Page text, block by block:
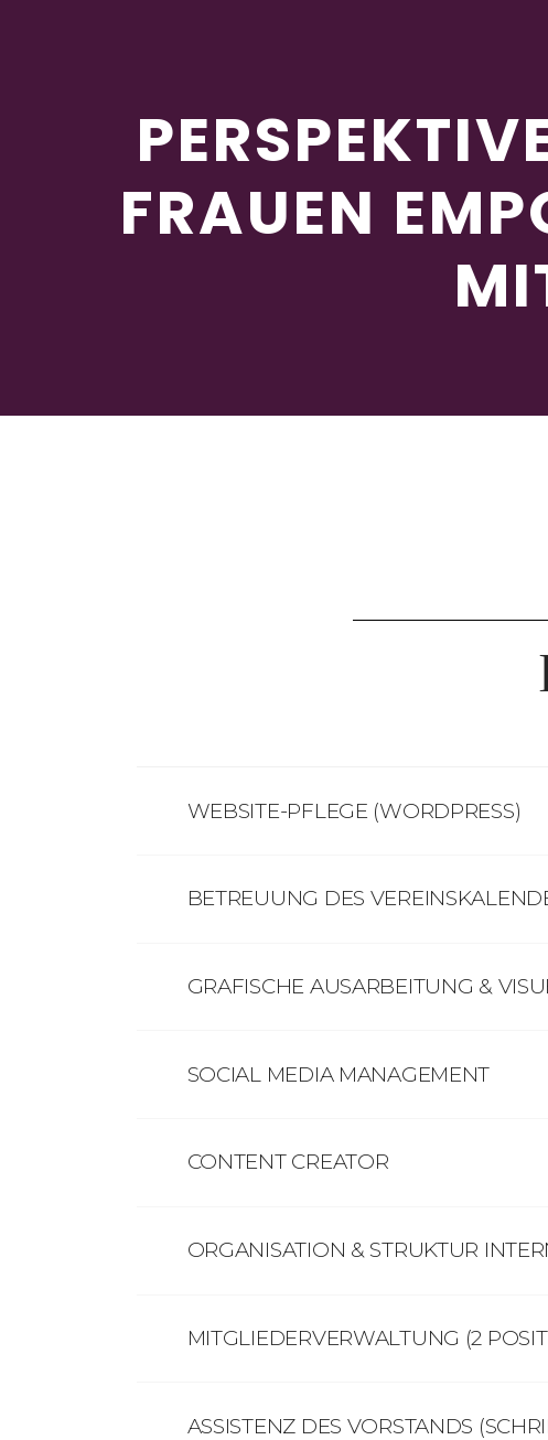
FRAUEN
WEBSITE-PFLEGE (WORDPRESS)
BETREUUNG DES
GRAFISCHE AUSARBEITUNG &
SOCIAL MEDIA MANAGEMENT
CONTENT CREATOR
ORGANISATION & STRUKTUR
MITGLIEDERVERWALTUNG (2
ASSISTENZ DES VORSTANDS